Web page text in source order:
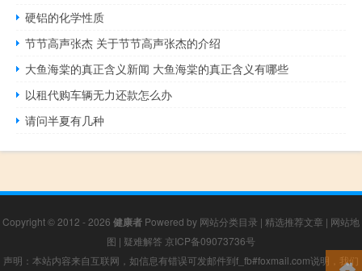
硬铝的化学性质
节节高声张杰 关于节节高声张杰的介绍
大鱼海棠的真正含义新闻 大鱼海棠的真正含义有哪些
以租代购车辆无力还款怎么办
请问半夏有几种
Copyright © 2012 - 2026 健康者 Powered by 网站分类目录 | 精选推荐文章 | 网站地
图 | 疑难解答 京ICP备09073736号
声明：本站内容来自互联网，如信息有错误可发邮件到f_fb#foxmail.com说明，我们